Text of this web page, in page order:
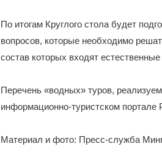
По итогам Круглого стола будет
вопросов, которые необходимо
состав которых входят естественные
Перечень «водных» туров,
информационно-туристском портале
Материал и фото: Пресс-служба